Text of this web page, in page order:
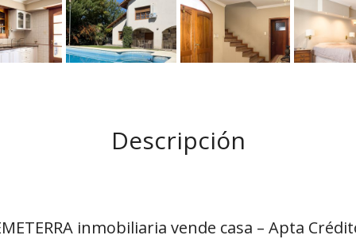
Descripción
inmobiliaria vende casa – Apta